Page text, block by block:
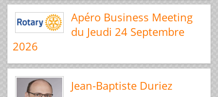
Apéro Business Meeting
du Jeudi 24 Septembre
2026
Jean-Baptiste Duriez